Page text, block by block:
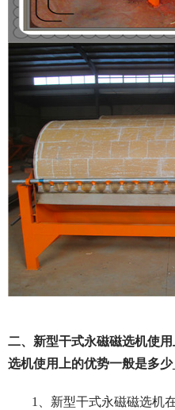
二、新型干式永磁磁选机使
选机使用上的优势一般是多
1、新型干式永磁磁选机